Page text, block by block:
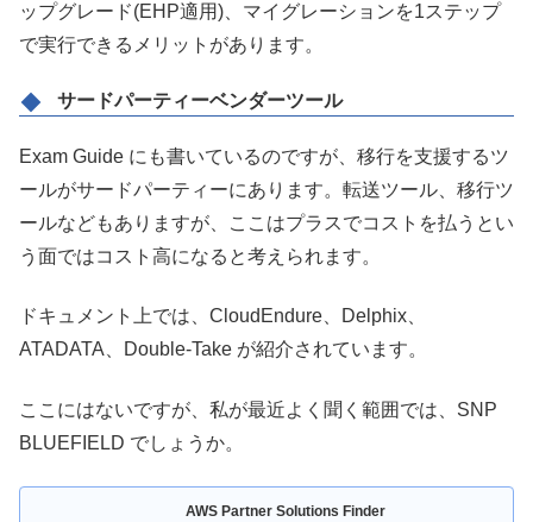
ップグレード(EHP適用)、マイグレーションを1ステップ
で実行できるメリットがあります。
サードパーティーベンダーツール
Exam Guide にも書いているのですが、移行を支援するツ
ールがサードパーティーにあります。転送ツール、移行ツ
ールなどもありますが、ここはプラスでコストを払うとい
う面ではコスト高になると考えられます。
ドキュメント上では、CloudEndure、Delphix、
ATADATA、Double-Take が紹介されています。
ここにはないですが、私が最近よく聞く範囲では、SNP
BLUEFIELD でしょうか。
AWS Partner Solutions Finder